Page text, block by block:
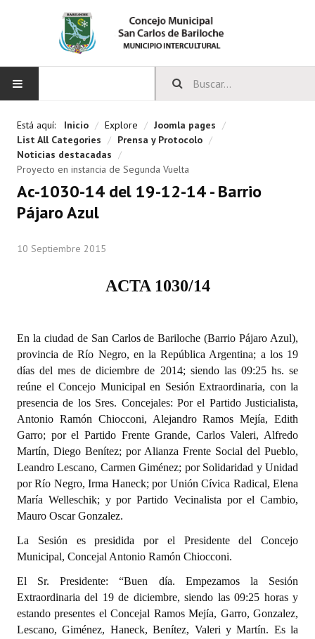
CONCEJO
Bloques Políticos
Integrantes del Concejo
Comisiones Permanentes
LEGISLACIÓN
Constitución Nacional
Constitución Provincial
Carta Orgánica 2007
Reglamento Interno
Digesto
Organigrama
Informes de Gestión
Proyectos Presentados
Está aquí: Inicio / Explore / Joomla pages /
List All Categories / Prensa y Protocolo /
Noticias destacadas /
Proyecto en instancia de Segunda Vuelta
Ac-1030-14 del 19-12-14 - Barrio
Pájaro Azul
10 Septiembre 2015
ACTA 1030/14
En la ciudad de San Carlos de Bariloche (Barrio Pájaro Azul),
provincia de Río Negro, en la República Argentina; a los 19
días del mes de diciembre de 2014; siendo las 09:25 hs. se
reúne el Concejo Municipal en Sesión Extraordinaria, con la
presencia de los Sres. Concejales: Por el Partido Justicialista,
Antonio Ramón Chiocconi, Alejandro Ramos Mejía, Edith
Garro; por el Partido Frente Grande, Carlos Valeri, Alfredo
Martín, Diego Benítez; por Alianza Frente Social del Pueblo,
Leandro Lescano, Carmen Giménez; por Solidaridad y Unidad
por Río Negro, Irma Haneck; por Unión Cívica Radical, Elena
María Welleschik; y por Partido Vecinalista por el Cambio,
Mauro Oscar Gonzalez.
La Sesión es presidida por el Presidente del Concejo
Municipal, Concejal Antonio Ramón Chiocconi.
El Sr. Presidente: “Buen día. Empezamos la Sesión
Extraordinaria del 19 de diciembre, siendo las 09:25 horas y
estando presentes el Concejal Ramos Mejía, Garro, Gonzalez,
Lescano, Giménez, Haneck, Benítez, Valeri y Martín. Es la